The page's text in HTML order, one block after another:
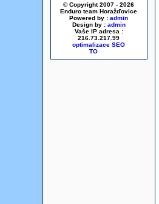
© Copyright 2007 - 2026
Enduro team Horažďovice
Powered by : admin
Design by : admin
Vaše IP adresa :
216.73.217.99
optimalizace SEO